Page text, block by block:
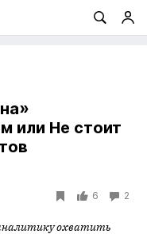
или Не стоит
6 2
охватить